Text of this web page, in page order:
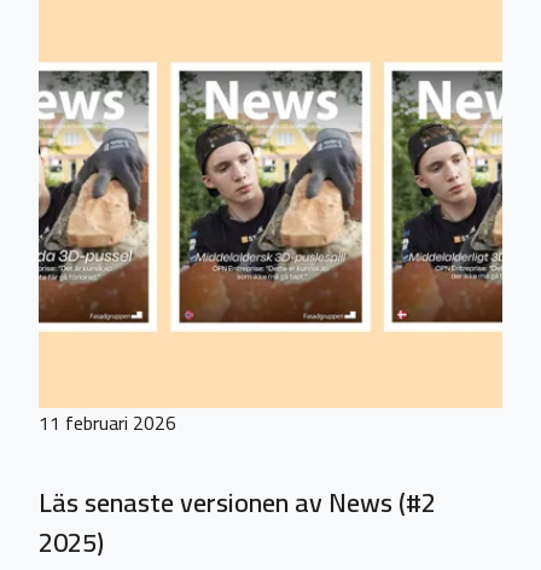
11 februari 2026
Läs senaste versionen av News (#2
2025)